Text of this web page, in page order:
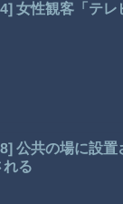
女性観客「テ
公共の場に設
れる